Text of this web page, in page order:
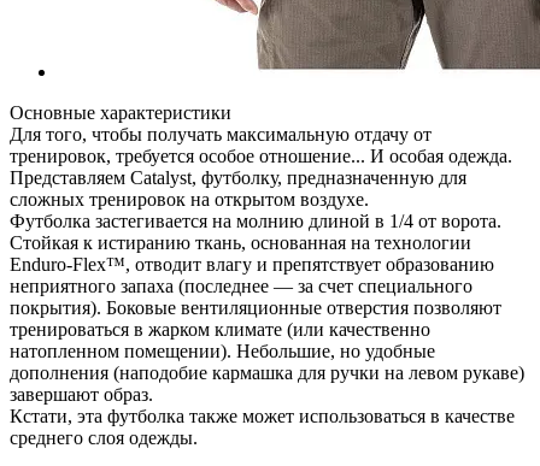
Основные характеристики
Для того, чтобы получать максимальную отдачу от
тренировок, требуется особое отношение... И особая одежда.
Представляем Catalyst, футболку, предназначенную для
сложных тренировок на открытом воздухе.
Футболка застегивается на молнию длиной в 1/4 от ворота.
Стойкая к истиранию ткань, основанная на технологии
Enduro-Flex™, отводит влагу и препятствует образованию
неприятного запаха (последнее — за счет специального
покрытия). Боковые вентиляционные отверстия позволяют
тренироваться в жарком климате (или качественно
натопленном помещении). Небольшие, но удобные
дополнения (наподобие кармашка для ручки на левом рукаве)
завершают образ.
Кстати, эта футболка также может использоваться в качестве
среднего слоя одежды.